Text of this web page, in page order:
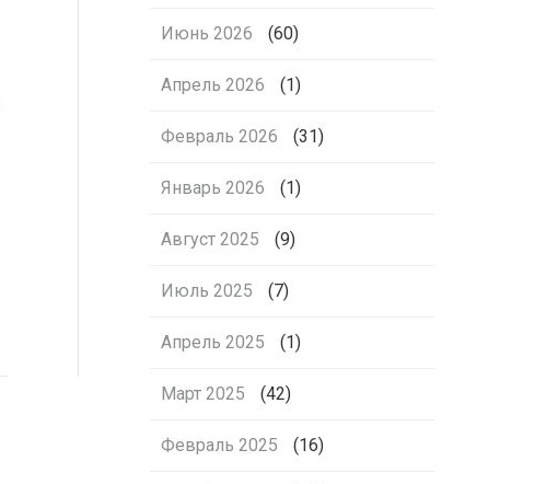
Июнь 2026 (60)
Апрель 2026 (1)
Февраль 2026 (31)
Январь 2026 (1)
Август 2025 (9)
Июль 2025 (7)
Апрель 2025 (1)
Март 2025 (42)
Февраль 2025 (16)